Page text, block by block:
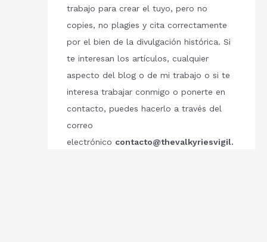
trabajo para crear el tuyo, pero no
copies, no plagies y cita correctamente
por el bien de la divulgación histórica. Si
te interesan los artículos, cualquier
aspecto del blog o de mi trabajo o si te
interesa trabajar conmigo o ponerte en
contacto, puedes hacerlo a través del
correo
electrónico contacto@thevalkyriesvigil.